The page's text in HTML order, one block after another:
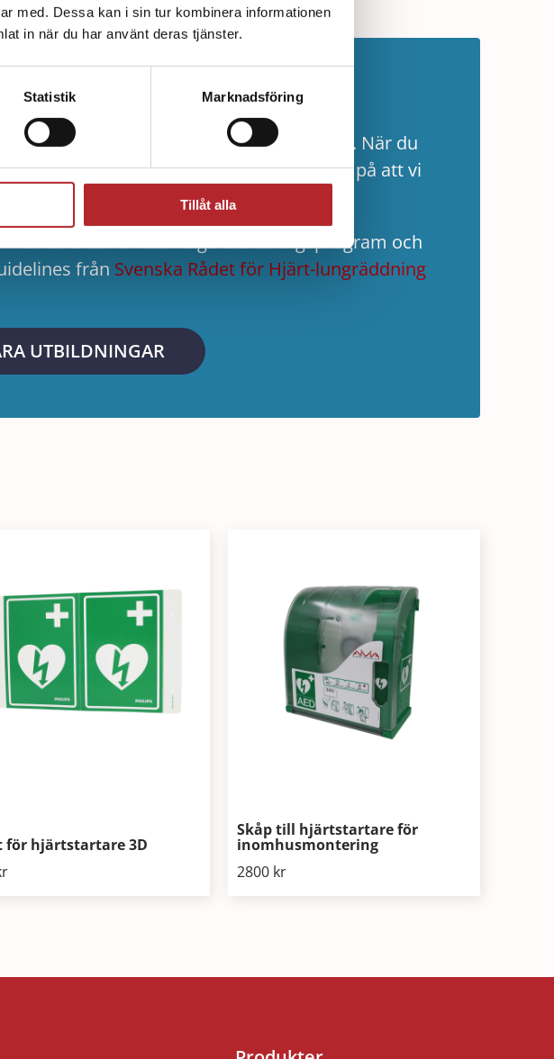
med. Dessa kan i sin tur kombinera informationen
in när du har använt deras tjänster.
Statistik Marknadsföring
Tillåt alla
utbildningar
engagemang och glöd är våra tre ledord. När du
som leverantör av utbildning kan du lita på att vi
rön och beprövad vetenskap.
i samtliga utbildningsprogram och
från Svenska Rådet för Hjärt-lungräddning
UTBILDNINGAR
för hjärtstartare 3D
Skåp till hjärtstartare för
inomhusmontering
2800 kr